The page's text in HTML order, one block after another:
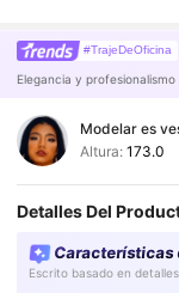
#TrajeDeOficina
Elegancia y
Modelar es
Altura: 173.0
Detalles Del
Escrito basado en detalles